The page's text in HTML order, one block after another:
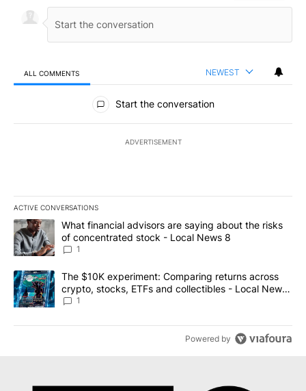
ALL COMMENTS NEWEST
All Comments
Start the conversation
ADVERTISEMENT
ACTIVE CONVERSATIONS
The following is a list of the most commented articles in the last
A trending article titled "What financial advisors are saying
What financial advisors are saying about the risks
of concentrated stock - Local News 8
1
A trending article titled "The $10K experiment: Comparing
The $10K experiment: Comparing returns across
crypto, stocks, ETFs and collectibles - Local News
8
1
Powered by